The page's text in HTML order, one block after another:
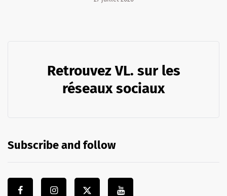
Retrouvez VL. sur les
réseaux sociaux
Subscribe and follow